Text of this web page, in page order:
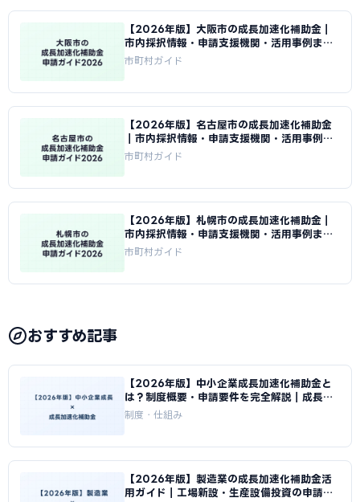
【2026年版】大阪市の成長加速化補助金｜
市内採択情報・申請支援機関・活用事例まと
め｜成長加速化補助金ナビ
市町村ガイド
【2026年版】名古屋市の成長加速化補助金
｜市内採択情報・申請支援機関・活用事例ま
とめ｜成長加速化補助金ナビ
市町村ガイド
【2026年版】札幌市の成長加速化補助金｜
市内採択情報・申請支援機関・活用事例まと
め｜成長加速化補助金ナビ
市町村ガイド
おすすめ記事
【2026年版】中小企業成長加速化補助金と
は？制度概要・申請要件を完全解説｜成長加
速化補助金ナビ
制度・仕組み
【2026年版】製造業の成長加速化補助金活
用ガイド｜工場新設・生産設備投資の申請戦